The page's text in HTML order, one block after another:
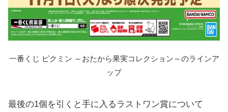
一番くじ ピクミン ～おたから果実コレクション～のラインア
ップ
最後の1個を引くと手に入るラストワン賞について